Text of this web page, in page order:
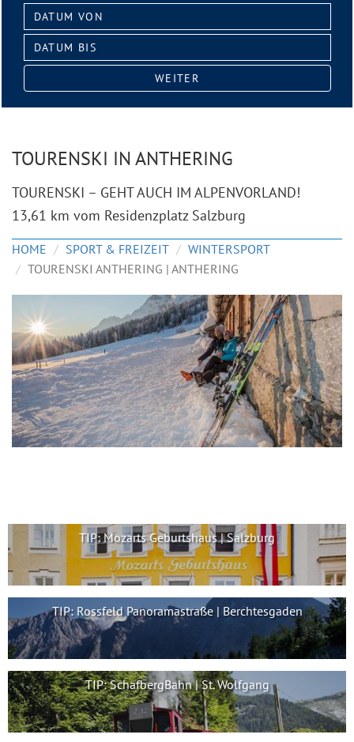
Datum
von:
Datum
bis:
WEITER
TOURENSKI IN ANTHERING
TOURENSKI – GEHT AUCH IM ALPENVORLAND!
13,61 km vom Residenzplatz Salzburg
HOME SPORT & FREIZEIT
WINTERSPORT
TOURENSKI ANTHERING | ANTHERING
TIP: Mozarts Geburtshaus | Salzburg
TIP: Rossfeld Panoramastraße | Berchtesgaden
TIP: SchafbergBahn | St. Wolfgang